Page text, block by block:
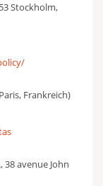
Stockholm,
Frankreich)
38 avenue John